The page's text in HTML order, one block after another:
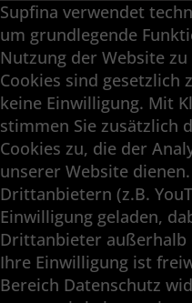
Supfina Anbaugeräte
Supfina Partner Portal
Supfina Grieshaber
Schmelzegrün 7
77709 Wolfach /
+49 7834 866-0
info@supfina.com
Engineering with
Supfina verwendet
um grundlegende
Nutzung der Website
Cookies sind gesetzlich
keine Einwilligung. Mit
stimmen Sie zusätzlich
Cookies zu, die der
unserer Website
Drittanbietern (z.B.
Einwilligung geladen,
Drittanbieter
Ihre Einwilligung ist
Bereich Datenschutz